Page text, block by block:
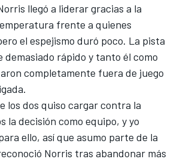
llegó a liderar gracias a la
frente a quienes
el espejismo duró poco. La pista
demasiado rápido y tanto él como
completamente fuera de juego
los dos quiso cargar contra la
la decisión como equipo, y yo
ello, así que asumo parte de la
Norris tras abandonar más